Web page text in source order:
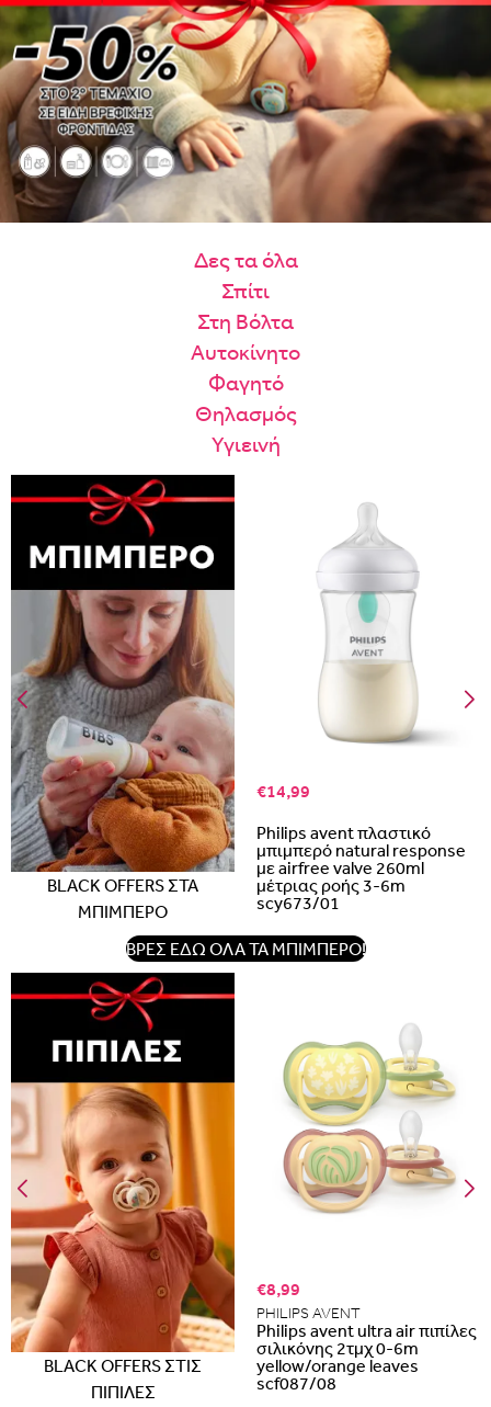
Δες τα όλα
Σπίτι
Στη Βόλτα
Αυτοκίνητο
Φαγητό
Θηλασμός
Υγιεινή
BLACK OFFERS ΣΤΑ
ΜΠΙΜΠΕΡΟ
€14,99
Philips avent πλαστικό
μπιμπερό natural response
με airfree valve 260ml
μέτριας ροής 3-6m
scy673/01
ΒΡΕΣ ΕΔΩ ΟΛΑ ΤΑ ΜΠΙΜΠΕΡΟ!
BLACK OFFERS ΣΤΙΣ
ΠΙΠΙΛΕΣ
€8,99
PHILIPS AVENT
Philips avent ultra air πιπίλες
σιλικόνης 2τμχ 0-6m
yellow/orange leaves
scf087/08
Με την προσφοράθα λάβεις δωρεάν το είδος με τη
χαμηλότερη τιμή αν αγοράσεις τουλάχιστον
Με την προσφοράκερδίζεις έκπτωση
στο καλάθι, αν
αγοράσεις τουλάχιστονμε την ειδική σήμανση.
ΠΗΓΑΙΝΕ ΣΤΟ ΚΑΛΑΘΙ()
Είναι για δώρο;
ΟΧΙΝΑΙ
Μήνυμα
Από
Λεπτομέρειες που θα ήθελες να γνωρίζουμε για το δώρο σου